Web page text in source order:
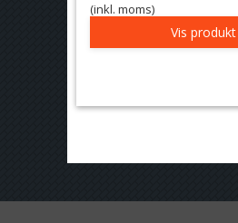
(inkl. moms)
Vis produkt